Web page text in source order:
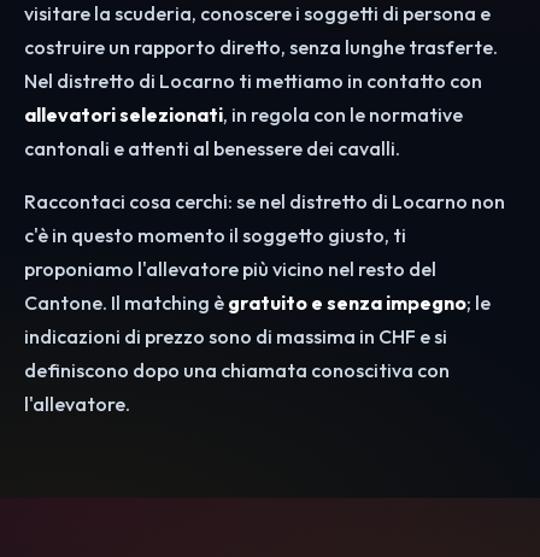
visitare la scuderia, conoscere i soggetti di persona e
costruire un rapporto diretto, senza lunghe trasferte.
Nel distretto di Locarno ti mettiamo in contatto con
allevatori selezionati, in regola con le normative
cantonali e attenti al benessere dei cavalli.
Raccontaci cosa cerchi: se nel distretto di Locarno non
c'è in questo momento il soggetto giusto, ti
proponiamo l'allevatore più vicino nel resto del
Cantone. Il matching è gratuito e senza impegno; le
indicazioni di prezzo sono di massima in CHF e si
definiscono dopo una chiamata conoscitiva con
l'allevatore.